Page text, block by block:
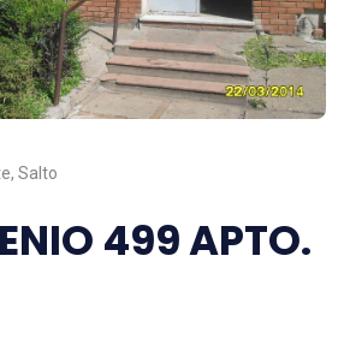
Salto
499 APTO.